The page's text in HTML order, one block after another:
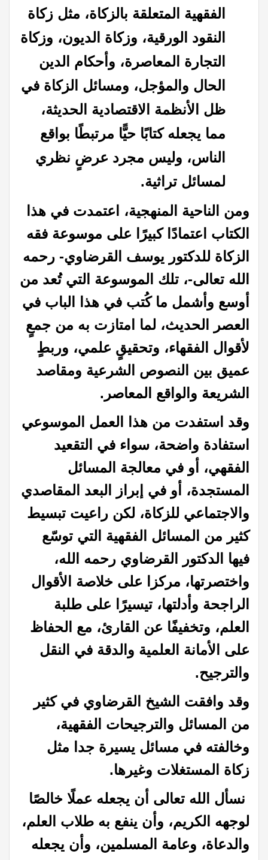
الفقهية المتعلقة بالزكاة، مثل زكاة
النقود الورقية، وزكاة الديون، وزكاة
التجارة المعاصرة، وأحكام الدين
الحال والمؤجل، ومسائل الزكاة في
ظل الأنظمة الاقتصادية الحديثة،
مما يجعله كتابًا حيًّا مرتبطًا بواقع
الناس، وليس مجرد عرضٍ نظري
لمسائل تراثية.
ومن الناحية المنهجية، اعتمدت في هذا
الكتاب اعتمادًا كبيرًا على موسوعة فقه
الزكاة للدكتور يوسف القرضاوي- رحمه
الله تعالى-، تلك الموسوعة التي تُعد من
أوسع وأشمل ما كُتب في هذا الباب في
العصر الحديث، لما امتازت به من جمعٍ
لأقوال الفقهاء، وتحقيقٍ علمي، وربطٍ
عميق بين النصوص الشرعية ومقاصد
الشريعة والواقع المعاصر.
وقد استفدت من هذا العمل الموسوعي
استفادة واضحة، سواء في التقعيد
الفقهي، أو في معالجة المسائل
المستجدة، أو في إبراز البعد المقاصدي
والاجتماعي للزكاة، لكن راعيت تبسيط
كثير من المسائل الفقهية التي توسّع
فيها الدكتور القرضاوي رحمه الله،
واختصرتها، مركزا على خلاصة الأقوال
الراجحة وأدلتها، تيسيرًا على طلبة
العلم، وتخفيفًا عن القارئ، مع الحفاظ
على الأمانة العلمية والدقة في النقل
والترجيح.
وقد وافقت الشيخ القرضاوي في كثير
من المسائل والترجيحات الفقهية،
وخالفته في مسائل يسيرة جدا مثل
زكاة المستغلات وغيرها.
نسأل الله تعالى أن يجعله عملًا خالصًا
لوجهه الكريم، وأن ينفع به طلاب العلم،
والدعاة، وعامة المسلمين، وأن يجعله